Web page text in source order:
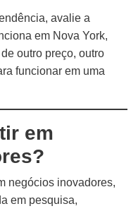
avalie a
em Nova York,
outro preço, outro
funcionar em uma
em
negócios inovadores,
em pesquisa,